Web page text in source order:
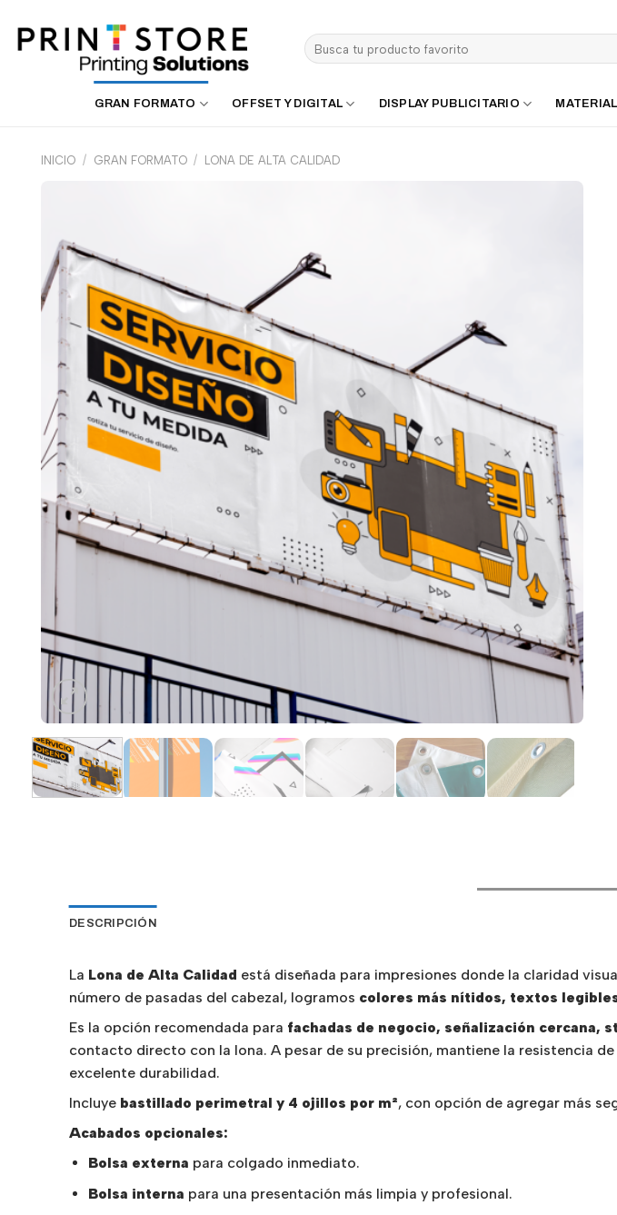
contenido
Buscar
por:
GRAN FORMATO OFFSET Y DIGITAL DISPLAY PUBLICITARIO
INICIO / GRAN FORMATO / LONA DE ALTA CALIDAD
DESCRIPCIÓN
La Lona de Alta Calidad está diseñada para impresiones donde la claridad
número de pasadas del cabezal, logramos colores más nítidos, textos
Es la opción recomendada para fachadas de negocio, señalización cercana,
contacto directo con la lona. A pesar de su precisión, mantiene la resistencia
excelente durabilidad.
Incluye bastillado perimetral y 4 ojillos por m², con opción de agregar más
Acabados opcionales:
Bolsa externa para colgado inmediato.
Bolsa interna para una presentación más limpia y profesional.